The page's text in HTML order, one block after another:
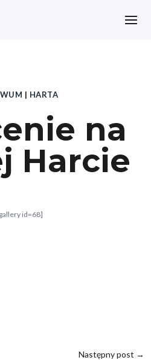
| HARTA
na
Harcie
id=68]
Następny post →